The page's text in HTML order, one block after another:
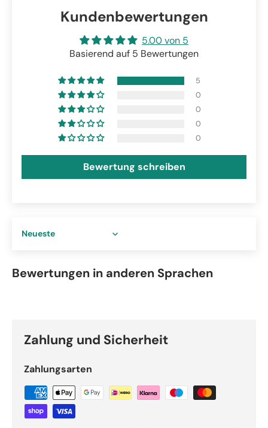
Kundenbewertungen
5.00 von 5
Basierend auf 5 Bewertungen
5
0
0
0
0
Bewertung schreiben
Sort by
Bewertungen in anderen Sprachen
Zahlung und Sicherheit
Zahlungsarten